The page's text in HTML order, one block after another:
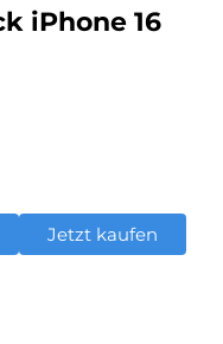
iPhone 16
Jetzt kaufen